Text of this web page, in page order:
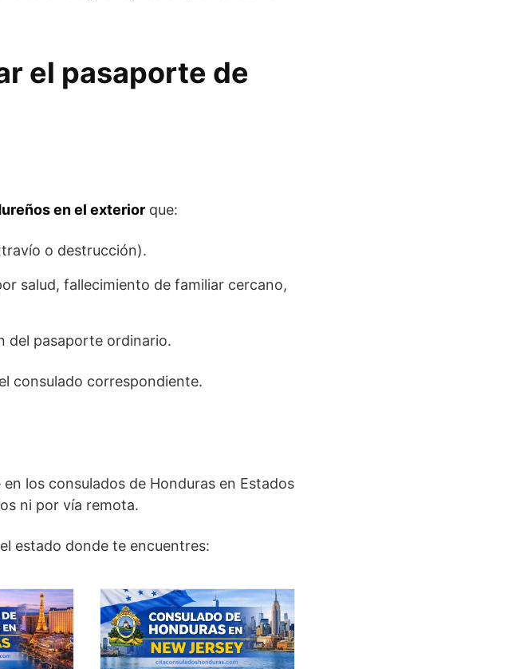
el pasaporte de
en el exterior que:
o destrucción).
salud, fallecimiento de familiar cercano,
del pasaporte ordinario.
consulado correspondiente.
los consulados de Honduras en Estados
ni por vía remota.
estado donde te encuentres: